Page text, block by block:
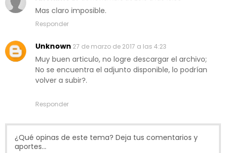
Mas claro imposible.
Responder
Unknown 27 de marzo de 2017 a las 4:23
Muy buen articulo, no logre descargar el archivo;
No se encuentra el adjunto disponible, lo podrían
volver a subir?.
Responder
¿Qué opinas de este tema? Deja tus comentarios y
aportes...